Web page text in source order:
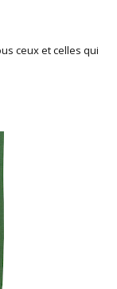
ceux et celles qui